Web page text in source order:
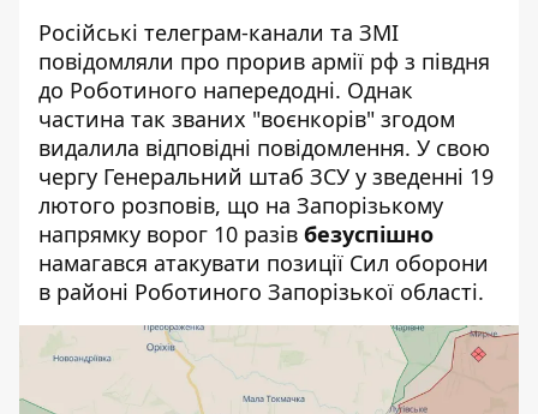
Російські телеграм-канали та ЗМІ
повідомляли про прорив армії рф з півдня
до Роботиного напередодні. Однак
частина так званих "воєнкорів" згодом
видалила відповідні повідомлення. У свою
чергу Генеральний штаб ЗСУ у зведенні 19
лютого розповів, що на Запорізькому
напрямку ворог 10 разів безуспішно
намагався атакувати позиції Сил оборони
в районі Роботиного Запорізької області.